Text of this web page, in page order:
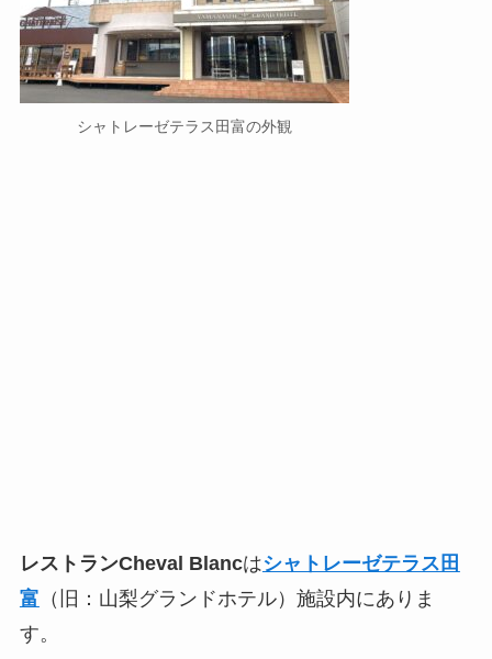
シャトレーゼテラス田富の外観
レストランCheval Blancはシャトレーゼテラス田
富 （旧：山梨グランドホテル）施設内にありま
す。